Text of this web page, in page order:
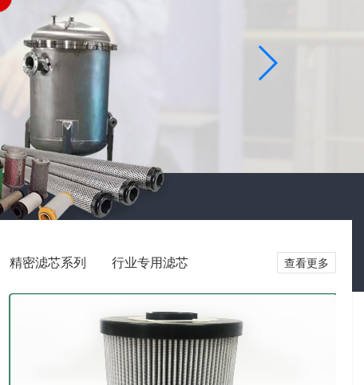
精密滤芯系列 行业专用滤芯 查看更多